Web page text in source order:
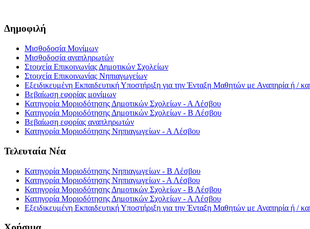
Δημοφιλή
Μισθοδοσία Μονίμων
Μισθοδοσία αναπληρωτών
Στοιχεία Επικοινωνίας Δημοτικών Σχολείων
Στοιχεία Επικοινωνίας Νηπιαγωγείων
Εξειδικευμένη Εκπαιδευτική Υποστήριξη για την Ένταξη Μαθητών με Αναπηρία ή /
Βεβαίωση εφορίας μονίμων
Κατηγορία Μοριοδότησης Δημοτικών Σχολείων - Α Λέσβου
Κατηγορία Μοριοδότησης Δημοτικών Σχολείων - Β Λέσβου
Βεβαίωση εφορίας αναπληρωτών
Κατηγορία Μοριοδότησης Νηπιαγωγείων - Α Λέσβου
Τελευταία Νέα
Κατηγορία Μοριοδότησης Νηπιαγωγείων - Β Λέσβου
Κατηγορία Μοριοδότησης Νηπιαγωγείων - Α Λέσβου
Κατηγορία Μοριοδότησης Δημοτικών Σχολείων - Β Λέσβου
Κατηγορία Μοριοδότησης Δημοτικών Σχολείων - Α Λέσβου
Εξειδικευμένη Εκπαιδευτική Υποστήριξη για την Ένταξη Μαθητών με Αναπηρία ή /